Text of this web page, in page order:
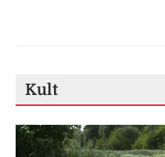
Kult